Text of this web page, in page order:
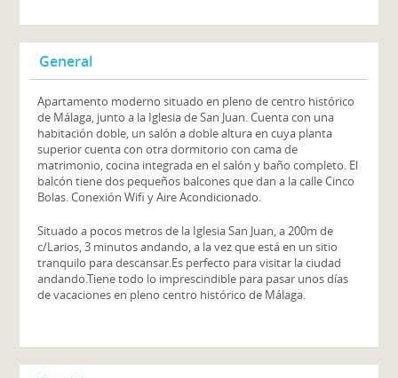
General
Apartamento moderno situado en pleno de centro histórico
de Málaga, junto a la Iglesia de San Juan. Cuenta con una
habitación doble, un salón a doble altura en cuya planta
superior cuenta con otra dormitorio con cama de
matrimonio, cocina integrada en el salón y baño completo. El
balcón tiene dos pequeños balcones que dan a la calle Cinco
Bolas. Conexión Wifi y Aire Acondicionado.
Situado a pocos metros de la Iglesia San Juan, a 200m de
c/Larios, 3 minutos andando, a la vez que está en un sitio
tranquilo para descansar.Es perfecto para visitar la ciudad
andando.Tiene todo lo imprescindible para pasar unos días
de vacaciones en pleno centro histórico de Málaga.